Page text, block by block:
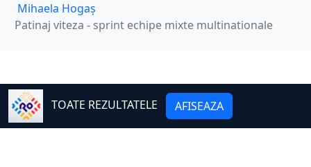
Mihaela Hogaș
Patinaj viteza - sprint echipe mixte multinationale
TOATE REZULTATELE AFISEAZA